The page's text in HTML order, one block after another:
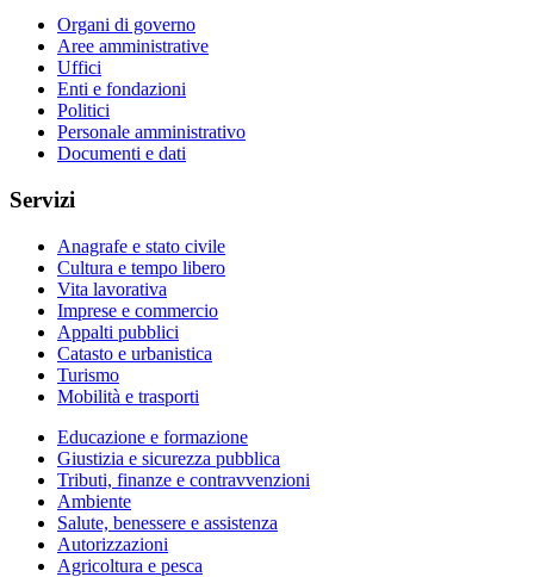
Organi di governo
Aree amministrative
Uffici
Enti e fondazioni
Politici
Personale amministrativo
Documenti e dati
Servizi
Anagrafe e stato civile
Cultura e tempo libero
Vita lavorativa
Imprese e commercio
Appalti pubblici
Catasto e urbanistica
Turismo
Mobilità e trasporti
Educazione e formazione
Giustizia e sicurezza pubblica
Tributi, finanze e contravvenzioni
Ambiente
Salute, benessere e assistenza
Autorizzazioni
Agricoltura e pesca